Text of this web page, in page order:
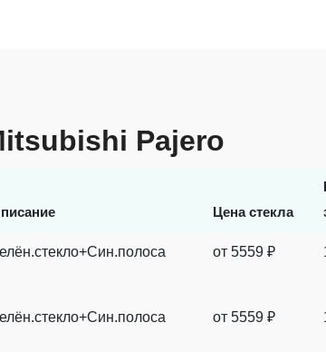
Pajero
Цена стекла
от 5559 ₽
от 5559 ₽